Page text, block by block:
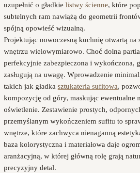
uzupełnić o gładkie listwy ścienne, które
subtelnych ram nawiążą do geometrii
spójną opowieść wizualną.
Projektując nowoczesną kuchnię otwartą na
wnętrzu wielowymiarowo. Choć dolna partia
perfekcyjnie zabezpieczona i wykończona,
zasługują na uwagę. Wprowadzenie
takich jak gładka sztukateria sufitowa,
kompozycję od góry, maskując ewentualne
oświetlenie. Zestawienie prostych,
przemyślanym wykończeniem sufitu to
wnętrze, które zachwyca nienaganną
baza kolorystyczna i materiałowa daje
aranżacyjną, w której główną rolę grają
precyzyjny detal.